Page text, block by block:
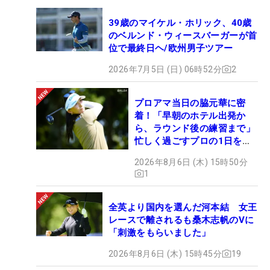
39歳のマイケル・ホリック、40歳
のベルンド・ウィースバーガーが首
位で最終日ヘ/欧州男子ツアー
2026年7月5日 (日) 06時52分 2
プロアマ当日の脇元華に密
着！「早朝のホテル出発か
ら、ラウンド後の練習まで」
忙しく過ごすプロの1日を公
2026年8月6日 (木) 15時50分
1
全英より国内を選んだ河本結 女王
レースで離されるも桑木志帆のVに
「刺激をもらいました」
2026年8月6日 (木) 15時45分 19